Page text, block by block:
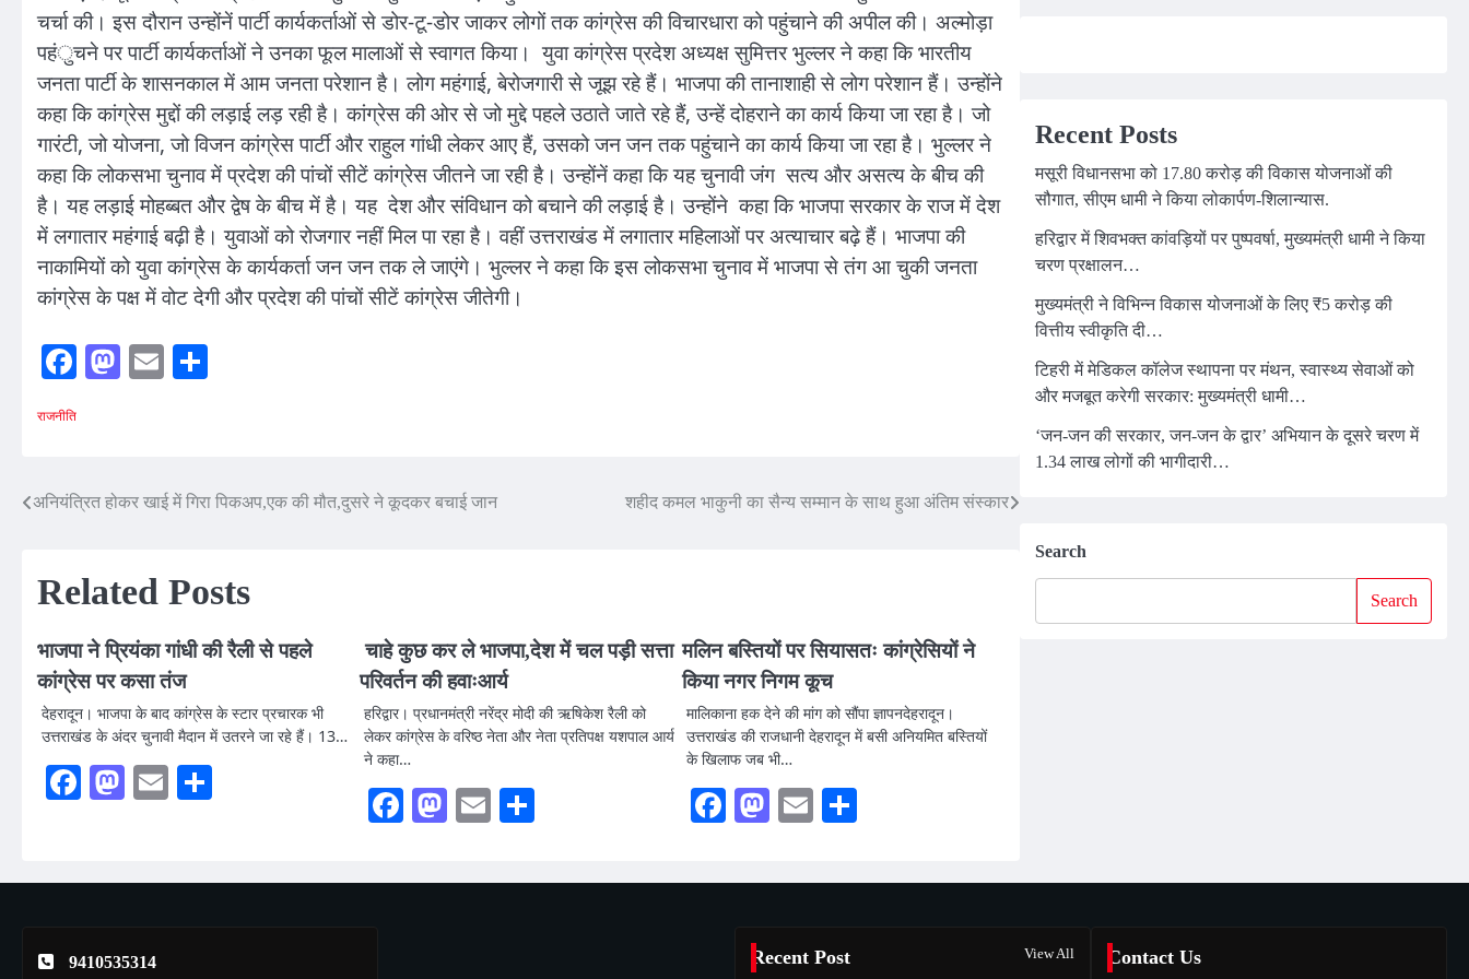
चर्चा की। इस दौरान उन्होंनें पार्टी कार्यकर्ताओं से डोर-टू-डोर जाकर लोगों तक कांग्रेस की विचारधारा को पहुंचाने की अपील की। अल्मोड़ा
पहंुचने पर पार्टी कार्यकर्ताओं ने उनका फूल मालाओं से स्वागत किया। युवा कांग्रेस प्रदेश अध्यक्ष सुमित्तर भुल्लर ने कहा कि भारतीय
जनता पार्टी के शासनकाल में आम जनता परेशान है। लोग महंगाई, बेरोजगारी से जूझ रहे हैं। भाजपा की तानाशाही से लोग परेशान हैं। उन्होंने
कहा कि कांग्रेस मुद्दों की लड़ाई लड़ रही है। कांग्रेस की ओर से जो मुद्दे पहले उठाते जाते रहे हैं, उन्हें दोहराने का कार्य किया जा रहा है। जो
गारंटी, जो योजना, जो विजन कांग्रेस पार्टी और राहुल गांधी लेकर आए हैं, उसको जन जन तक पहुंचाने का कार्य किया जा रहा है। भुल्लर ने
कहा कि लोकसभा चुनाव में प्रदेश की पांचों सीटें कांग्रेस जीतने जा रही है। उन्होंनें कहा कि यह चुनावी जंग सत्य और असत्य के बीच की
है। यह लड़ाई मोहब्बत और द्वेष के बीच में है। यह देश और संविधान को बचाने की लड़ाई है। उन्होंने कहा कि भाजपा सरकार के राज में देश
में लगातार महंगाई बढ़ी है। युवाओं को रोजगार नहीं मिल पा रहा है। वहीं उत्तराखंड में लगातार महिलाओं पर अत्याचार बढ़े हैं। भाजपा की
नाकामियों को युवा कांग्रेस के कार्यकर्ता जन जन तक ले जाएंगे। भुल्लर ने कहा कि इस लोकसभा चुनाव में भाजपा से तंग आ चुकी जनता
कांग्रेस के पक्ष में वोट देगी और प्रदेश की पांचों सीटें कांग्रेस जीतेगी।
Facebook
Mastodon
Email
राजनीति
Post
अनियंत्रित होकर खाई में गिरा पिकअप,एक की मौत,दुसरे ने कूदकर बचाई जान शहीद कमल भाकुनी का सैन्य सम्मान के साथ हुआ अंतिम संस्कार
Related Posts
भाजपा ने प्रियंका गांधी की रैली से पहले
कांग्रेस पर कसा तंज
देहरादून। भाजपा के बाद कांग्रेस के स्टार प्रचारक भी
उत्तराखंड के अंदर चुनावी मैदान में उतरने जा रहे हैं। 13…
Facebook
Mastodon
Email
चाहे कुछ कर ले भाजपा,देश में चल पड़ी सत्ता
परिवर्तन की हवाःआर्य
हरिद्वार। प्रधानमंत्री नरेंद्र मोदी की ऋषिकेश रैली को
लेकर कांग्रेस के वरिष्ठ नेता और नेता प्रतिपक्ष यशपाल आर्य
ने कहा…
Facebook
Mastodon
Email
मलिन बस्तियों पर सियासतः कांग्रेसियों ने
किया नगर निगम कूच
मालिकाना हक देने की मांग को सौंपा ज्ञापनदेहरादून।
उत्तराखंड की राजधानी देहरादून में बसी अनियमित बस्तियों
के खिलाफ जब भी…
Facebook
Mastodon
Email
Recent Posts
मसूरी विधानसभा को 17.80 करोड़ की विकास योजनाओं की
सौगात, सीएम धामी ने किया लोकार्पण-शिलान्यास.
हरिद्वार में शिवभक्त कांवड़ियों पर पुष्पवर्षा, मुख्यमंत्री धामी ने किया
चरण प्रक्षालन…
मुख्यमंत्री ने विभिन्न विकास योजनाओं के लिए ₹5 करोड़ की
वित्तीय स्वीकृति दी…
टिहरी में मेडिकल कॉलेज स्थापना पर मंथन, स्वास्थ्य सेवाओं को
और मजबूत करेगी सरकार: मुख्यमंत्री धामी…
‘जन-जन की सरकार, जन-जन के द्वार’ अभियान के दूसरे चरण में
1.34 लाख लोगों की भागीदारी…
Search
Search
9410535314 Recent Post View All Contact Us